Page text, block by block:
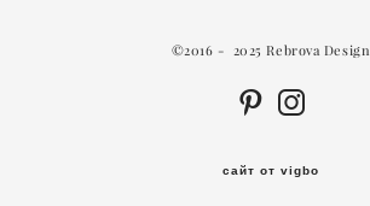
©2016 - 2025 Rebrova Design
сайт от vigbo